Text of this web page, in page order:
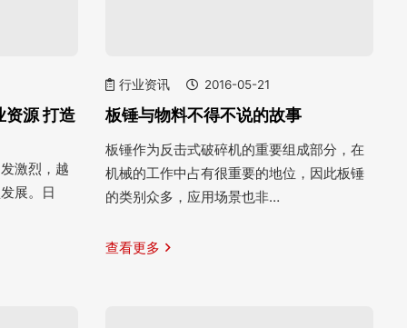
资源 打造
激烈，越
展。日
行业资讯 2016-05-21
板锤与物料不得不说的故事
板锤作为反击式破碎机的重要组成部分，在
机械的工作中占有很重要的地位，因此板锤
的类别众多，应用场景也非…
查看更多